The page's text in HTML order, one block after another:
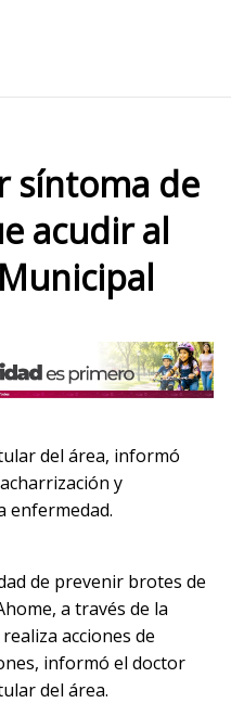
síntoma de
acudir al
del área, informó
y
enfermedad.
de prevenir brotes de
a través de la
acciones de
informó el doctor
del área.